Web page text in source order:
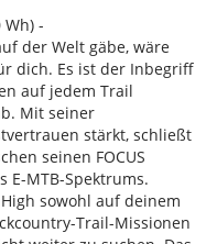
Wh) -
der Welt gäbe, wäre
dich. Es ist der Inbegriff
auf jedem Trail
Mit seiner
stärkt, schließt
seinen FOCUS
E-MTB-Spektrums.
sowohl auf deinem
Trail-Missionen